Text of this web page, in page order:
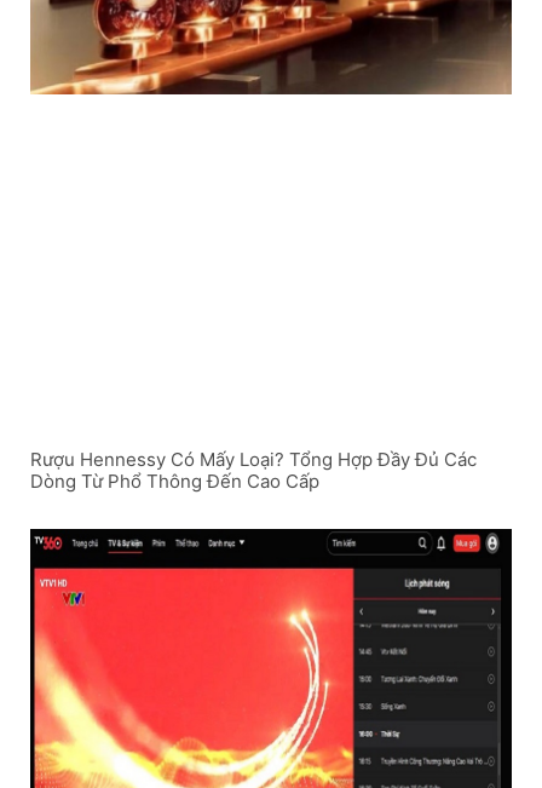
Rượu Hennessy Có Mấy Loại? Tổng Hợp Đầy Đủ Các
Dòng Từ Phổ Thông Đến Cao Cấp